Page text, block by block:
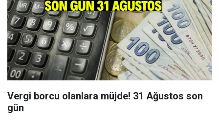
Vergi borcu olanlara müjde! 31 Ağustos son
gün